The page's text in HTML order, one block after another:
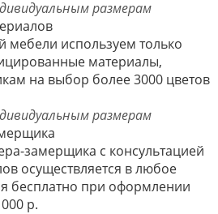
мебели используем только
материалы,
на выбор более 3000 цветов
замерщика с консультацией
осуществляется в любое
бесплатно при оформлении
р.